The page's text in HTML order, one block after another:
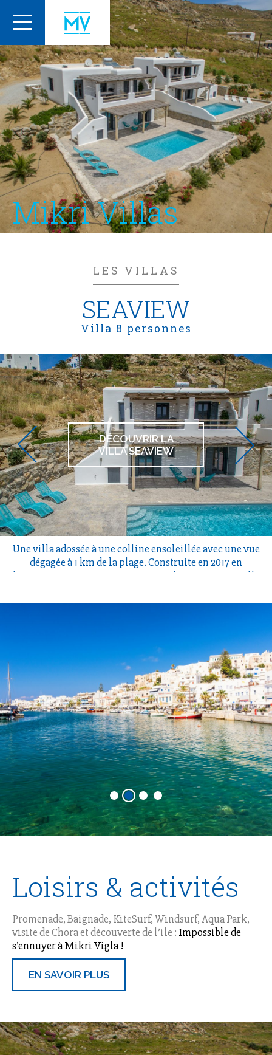
Mikri Villas
LES VILLAS
SEAVIEW
Villa 8 personnes
DÉCOUVRIR LA
VILLA SEAVIEW
Une villa adossée à une colline ensoleillée avec une vue
dégagée à 1 km de la plage. Construite en 2017 en
harmonie avec son environnement, la maison accueille
Loisirs & activités
Promenade, Baignade, KiteSurf, Windsurf, Aqua Park,
visite de Chora et découverte de l’ile : Impossible de
s’ennuyer à Mikri Vigla !
EN SAVOIR PLUS